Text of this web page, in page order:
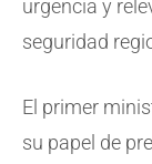
urgencia y
seguridad
El primer
su papel de